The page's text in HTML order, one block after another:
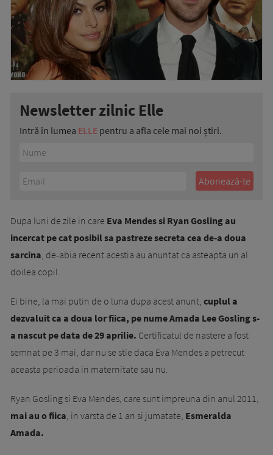
Newsletter zilnic Elle
Intră în lumea ELLE pentru a afla cele mai noi știri.
Dupa luni de zile in care Eva Mendes si Ryan Gosling au
incercat pe cat posibil sa pastreze secreta cea de-a doua
sarcina, de-abia recent acestia au anuntat ca asteapta un al
doilea copil.
Ei bine, la mai putin de o luna dupa acest anunt, cuplul a
dezvaluit ca a doua lor fiica, pe nume Amada Lee Gosling s-
a nascut pe data de 29 aprilie. Certificatul de nastere a fost
semnat pe 3 mai, dar nu se stie daca Eva Mendes a petrecut
aceasta perioada in maternitate sau nu.
Ryan Gosling si Eva Mendes, care sunt impreuna din anul 2011,
mai au o fiica, in varsta de 1 an si jumatate, Esmeralda
Amada.